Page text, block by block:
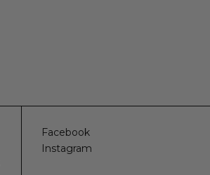
Facebook
Instagram